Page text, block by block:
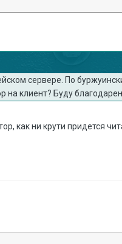
сервере. По
на клиент? Буду
как ни крути придется